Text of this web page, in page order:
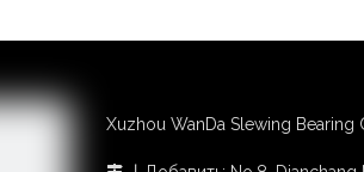
Xuzhou WanDa Slewing Bearing